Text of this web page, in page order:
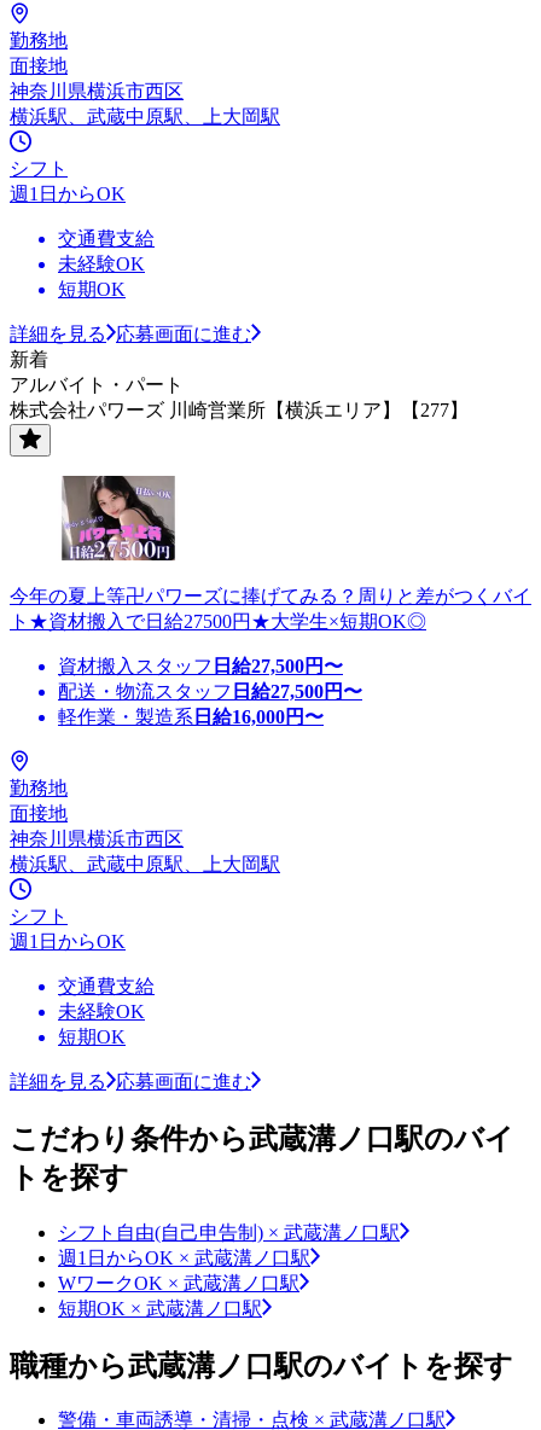
勤務地
面接地
神奈川県横浜市西区
横浜駅、武蔵中原駅、上大岡駅
シフト
週1日からOK
交通費支給
未経験OK
短期OK
詳細を見る
応募画面に進む
新着
アルバイト・パート
株式会社パワーズ 川崎営業所【横浜エリア】【277】
今年の夏上等卍パワーズに捧げてみる？周りと差がつくバイ
ト★資材搬入で日給27500円★大学生×短期OK◎
資材搬入スタッフ 日給27,500円〜
配送・物流スタッフ 日給27,500円〜
軽作業・製造系 日給16,000円〜
勤務地
面接地
神奈川県横浜市西区
横浜駅、武蔵中原駅、上大岡駅
シフト
週1日からOK
交通費支給
未経験OK
短期OK
詳細を見る 応募画面に進む
こだわり条件から武蔵溝ノ口駅のバイ
トを探す
シフト自由(自己申告制) × 武蔵溝ノ口駅
週1日からOK × 武蔵溝ノ口駅
WワークOK × 武蔵溝ノ口駅
短期OK × 武蔵溝ノ口駅
職種から武蔵溝ノ口駅のバイトを探す
警備・車両誘導・清掃・点検 × 武蔵溝ノ口駅